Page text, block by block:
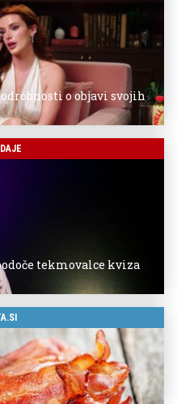
o objavi svojih
tekmovalce kviza